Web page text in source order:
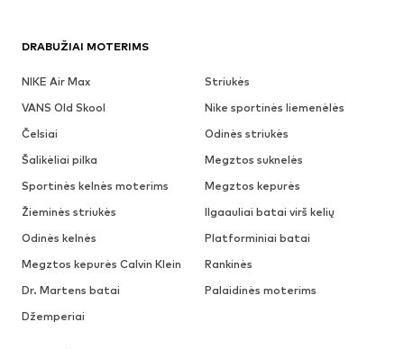
DRABUŽIAI MOTERIMS
NIKE Air Max
Striukės
VANS Old Skool
Nike sportinės liemenėlės
Čelsiai
Odinės striukės
Šalikėliai pilka
Megztos suknelės
Sportinės kelnės moterims
Megztos kepurės
Žieminės striukės
Ilgaauliai batai virš kelių
Odinės kelnės
Platforminiai batai
Megztos kepurės Calvin Klein
Rankinės
Dr. Martens batai
Palaidinės moterims
Džemperiai